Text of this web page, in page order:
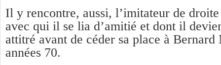
Il y rencontre, aussi, l’imitateur de
avec qui il se lia d’amitié et dont il
attitré avant de céder sa place à
années 70.